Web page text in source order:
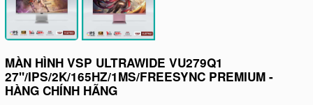
MÀN HÌNH VSP ULTRAWIDE VU279Q1
27"/IPS/2K/165HZ/1MS/FREESYNC PREMIUM -
HÀNG CHÍNH HÃNG